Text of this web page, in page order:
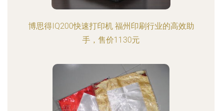
博思得IQ200快速打印机 福州印刷行业的高效助
手，售价1130元